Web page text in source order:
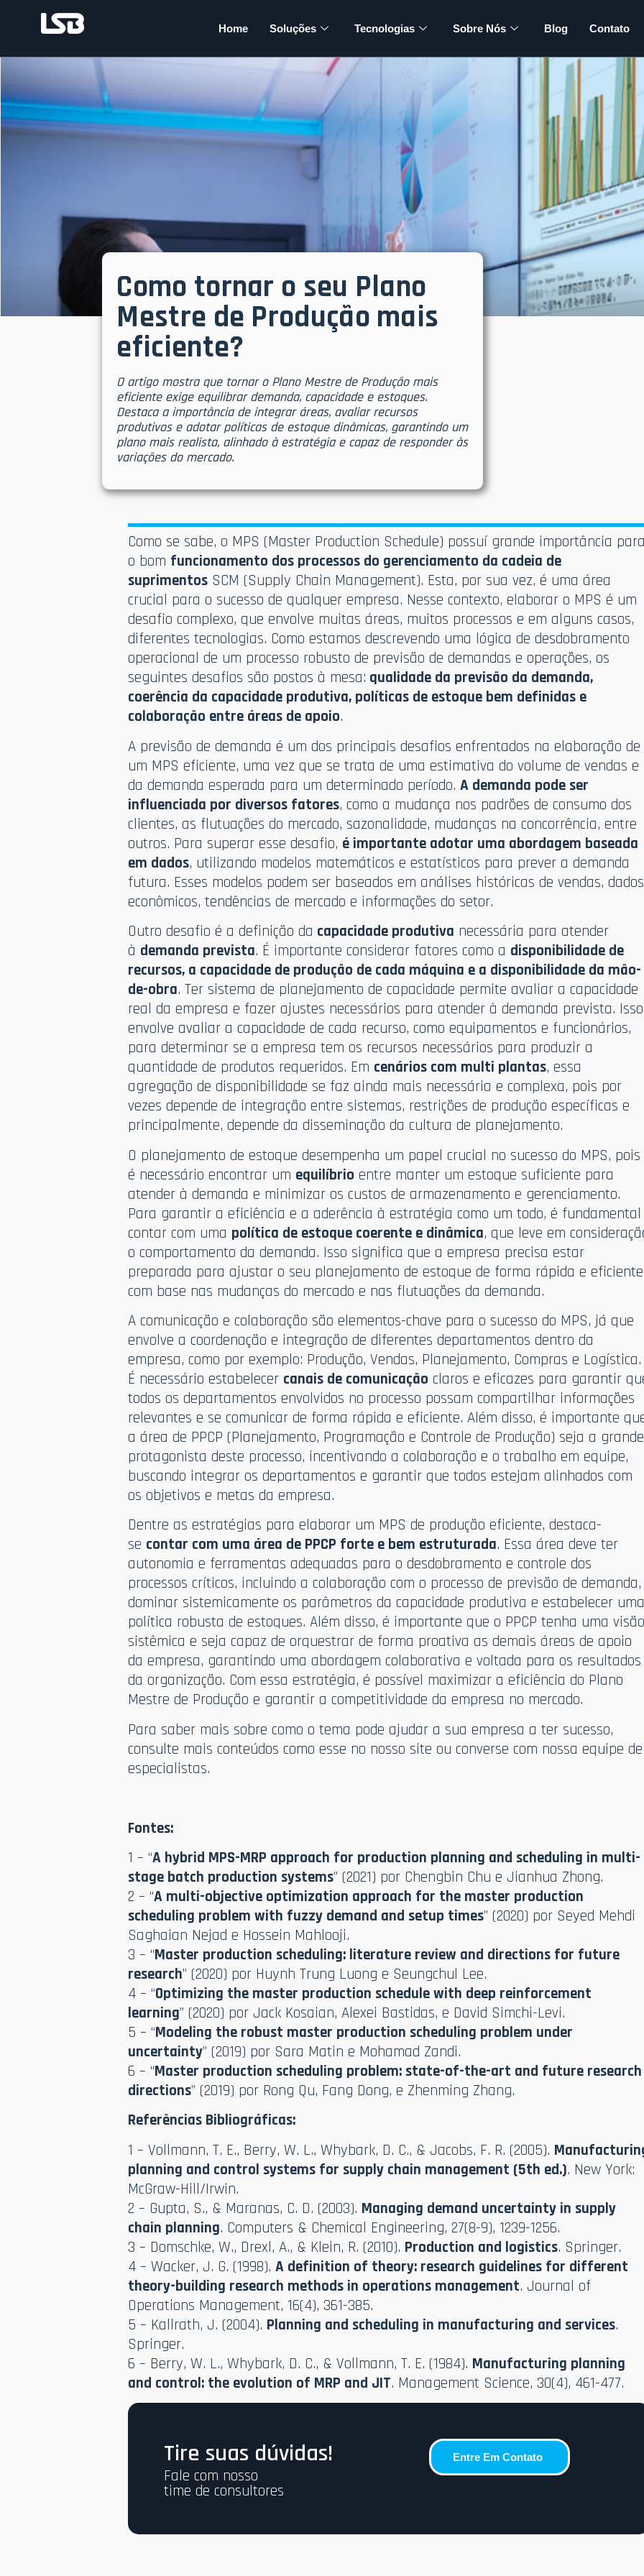
Home Soluções Tecnologias Sobre Nós Blog Contato
Como tornar o seu Plano
Mestre de Produção mais
eficiente?
O artigo mostra que tornar o Plano Mestre de Produção mais
eficiente exige equilibrar demanda, capacidade e estoques.
Destaca a importância de integrar áreas, avaliar recursos
produtivos e adotar políticas de estoque dinâmicas, garantindo um
plano mais realista, alinhado à estratégia e capaz de responder às
variações do mercado.
Como se sabe, o MPS (Master Production Schedule) possuí grande importância
o bom funcionamento dos processos do gerenciamento da cadeia de
suprimentos SCM (Supply Chain Management). Esta, por sua vez, é uma área
crucial para o sucesso de qualquer empresa. Nesse contexto, elaborar o MPS é um
desafio complexo, que envolve muitas áreas, muitos processos e em alguns casos,
diferentes tecnologias. Como estamos descrevendo uma lógica de desdobramento
operacional de um processo robusto de previsão de demandas e operações, os
seguintes desafios são postos à mesa: qualidade da previsão da demanda,
coerência da capacidade produtiva, políticas de estoque bem definidas e
colaboração entre áreas de apoio.
A previsão de demanda é um dos principais desafios enfrentados na elaboração de
um MPS eficiente, uma vez que se trata de uma estimativa do volume de vendas e
da demanda esperada para um determinado período.A demanda pode ser
influenciada por diversos fatores, como a mudança nos padrões de consumo dos
clientes, as flutuações do mercado, sazonalidade, mudanças na concorrência, entre
outros. Para superar esse desafio, é importante adotar uma abordagem baseada
em dados, utilizando modelos matemáticos e estatísticos para prever a demanda
futura. Esses modelos podem ser baseados em análises históricas de vendas, dados
econômicos, tendências de mercado e informações do setor.
Outro desafio é a definição da capacidade produtiva necessária para atender
à demanda prevista. É importante considerar fatores como a disponibilidade de
recursos, a capacidade de produção de cada máquina e a disponibilidade da mão-
de-obra. Ter sistema de planejamento de capacidade permite avaliar a capacidade
real da empresa e fazer ajustes necessários para atender à demanda prevista. Isso
envolve avaliar a capacidade de cada recurso, como equipamentos e funcionários,
para determinar se a empresa tem os recursos necessários para produzir a
quantidade de produtos requeridos. Em cenários com multi plantas, essa
agregação de disponibilidade se faz ainda mais necessária e complexa, pois por
vezes depende de integração entre sistemas, restrições de produção específicas e
principalmente, depende da disseminação da cultura de planejamento.
O planejamento de estoque desempenha um papel crucial no sucesso do MPS, pois
é necessário encontrar um equilíbrio entre manter um estoque suficiente para
atender à demanda e minimizar os custos de armazenamento e gerenciamento.
Para garantir a eficiência e a aderência à estratégia como um todo, é fundamental
contar com uma política de estoque coerente e dinâmica, que leve em
o comportamento da demanda. Isso significa que a empresa precisa estar
preparada para ajustar o seu planejamento de estoque de forma rápida e
com base nas mudanças do mercado e nas flutuações da demanda.
A comunicação e colaboração são elementos-chave para o sucesso do MPS, já que
envolve a coordenação e integração de diferentes departamentos dentro da
empresa, como por exemplo: Produção, Vendas, Planejamento, Compras e Logística.
É necessário estabelecer canais de comunicação claros e eficazes para garantir
todos os departamentos envolvidos no processo possam compartilhar informações
relevantes e se comunicar de forma rápida e eficiente. Além disso, é importante
a área de PPCP (Planejamento, Programação e Controle de Produção) seja a grande
protagonista deste processo, incentivando a colaboração e o trabalho em equipe,
buscando integrar os departamentos e garantir que todos estejam alinhados com
os objetivos e metas da empresa.
Dentre as estratégias para elaborar um MPS de produção eficiente, destaca-
se contar com uma área de PPCP forte e bem estruturada. Essa área deve ter
autonomia e ferramentas adequadas para o desdobramento e controle dos
processos críticos, incluindo a colaboração com o processo de previsão de demanda,
dominar sistemicamente os parâmetros da capacidade produtiva e estabelecer
política robusta de estoques. Além disso, é importante que o PPCP tenha uma
sistêmica e seja capaz de orquestrar de forma proativa as demais áreas de apoio
da empresa, garantindo uma abordagem colaborativa e voltada para os resultados
da organização. Com essa estratégia, é possível maximizar a eficiência do Plano
Mestre de Produção e garantir a competitividade da empresa no mercado.
Para saber mais sobre como o tema pode ajudar a sua empresa a ter sucesso,
consulte mais conteúdos como esse no nosso site ou converse com nossa equipe de
especialistas.
Fontes:
1 – “A hybrid MPS-MRP approach for production planning and scheduling in multi-
stage batch production systems” (2021) por Chengbin Chu e Jianhua Zhong.
2 – “A multi-objective optimization approach for the master production
scheduling problem with fuzzy demand and setup times” (2020) por Seyed Mehdi
Saghaian Nejad e Hossein Mahlooji.
3 – “Master production scheduling: literature review and directions for future
research” (2020) por Huynh Trung Luong e Seungchul Lee.
4 – “Optimizing the master production schedule with deep reinforcement
learning” (2020) por Jack Kosaian, Alexei Bastidas, e David Simchi-Levi.
5 – “Modeling the robust master production scheduling problem under
uncertainty” (2019) por Sara Matin e Mohamad Zandi.
6 – “Master production scheduling problem: state-of-the-art and future research
directions” (2019) por Rong Qu, Fang Dong, e Zhenming Zhang.
Referências Bibliográficas:
1 – Vollmann, T. E., Berry, W. L., Whybark, D. C., & Jacobs, F. R. (2005).
planning and control systems for supply chain management (5th ed.). New York:
McGraw-Hill/Irwin.
2 – Gupta, S., & Maranas, C. D. (2003). Managing demand uncertainty in supply
chain planning. Computers & Chemical Engineering, 27(8-9), 1239-1256.
3 – Domschke, W., Drexl, A., & Klein, R. (2010). Production and logistics. Springer.
4 – Wacker, J. G. (1998).A definition of theory: research guidelines for different
theory-building research methods in operations management. Journal of
Operations Management, 16(4), 361-385.
5 – Kallrath, J. (2004). Planning and scheduling in manufacturing and services.
Springer.
6 – Berry, W. L., Whybark, D. C., & Vollmann, T. E. (1984). Manufacturing planning
and control: the evolution of MRP and JIT. Management Science, 30(4), 461-477.
Tire suas dúvidas!
Fale com nosso
time de consultores
Entre Em Contato